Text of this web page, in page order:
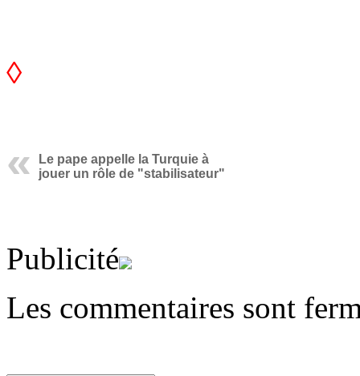
◊
Le pape appelle la Turquie à
jouer un rôle de "stabilisateur"
Publicité
Les commentaires sont